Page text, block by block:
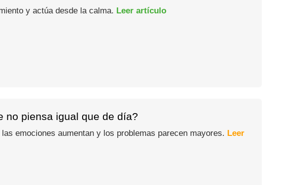
y actúa desde la calma. Leer artículo
no piensa igual que de día?
emociones aumentan y los problemas parecen mayores. Leer